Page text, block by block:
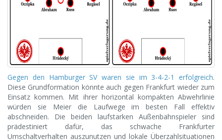
Gegen den Hamburger SV waren sie im 3-4-2-1 erfolgreich.
Diese Grundformation könnte auch gegen Frankfurt wieder zum
Einsatz kommen. Mit ihrer horizontal kompakten Abwehrlinie
würden sie Meier die Laufwege im besten Fall effektiv
abschneiden. Die beiden laufstarken Außenbahnspieler sind
prädestiniert dafür, das schwache Frankfurter
Umschaltverhalten auszunutzen und lokale Überzahlsituationen